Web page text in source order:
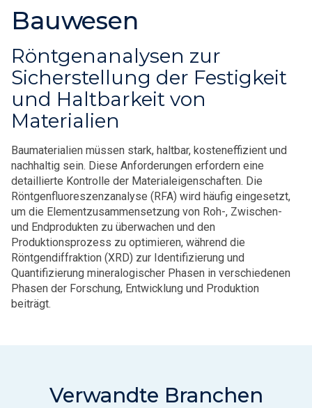
Bauwesen
Röntgenanalysen zur
Sicherstellung der Festigkeit
und Haltbarkeit von
Materialien
Baumaterialien müssen stark, haltbar, kosteneffizient und
nachhaltig sein. Diese Anforderungen erfordern eine
detaillierte Kontrolle der Materialeigenschaften. Die
Röntgenfluoreszenzanalyse (RFA) wird häufig eingesetzt,
um die Elementzusammensetzung von Roh-, Zwischen-
und Endprodukten zu überwachen und den
Produktionsprozess zu optimieren, während die
Röntgendiffraktion (XRD) zur Identifizierung und
Quantifizierung mineralogischer Phasen in verschiedenen
Phasen der Forschung, Entwicklung und Produktion
beiträgt.
Verwandte Branchen